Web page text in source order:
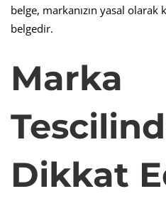
belge, markanızın yasal
belgedir.
Marka
Dikkat